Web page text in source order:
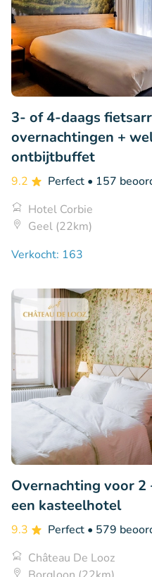
3- of 4-daags
overnachtingen +
ontbijtbuffet
9.2 Perfect • 157
Hotel Corbie
Geel (22km)
Verkocht: 163
Overnachting voor
een kasteelhotel
9.3 Perfect • 579
Château De Looz